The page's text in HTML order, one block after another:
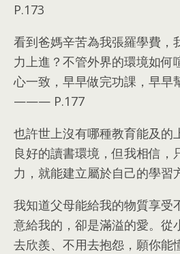
P.173
看到爸媽辛苦為我張羅學費 ，
力上進？不管外界的環境如何
心一致 ， 早早做完功課 ， 早早
——— P.177
也許世上沒有哪種教育能及的
良好的讀書環境 ，但我相信 ，
力 ， 就能建立屬於自己的學習
我知道父母能給我的物質享受
意給我的 ， 卻是滿溢的愛。 從
去欣羨、 不用去抱怨 ， 願你能